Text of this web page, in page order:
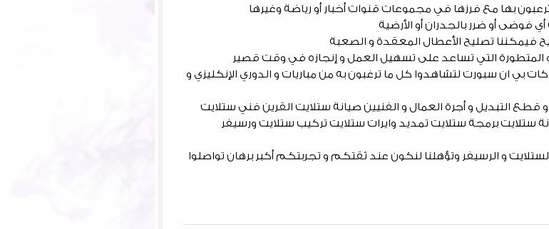
بها مع فرزها في مجموعات قنوات أخبار أو رياضة وغيرها
فوضى أو ضرر بالجدران أو الأرضية
فيمكننا تصليح الأعطال المعقدة و الصعبة
المتطورة التي تساعد على تسهيل العمل و إنجازه في وقت قصير
بي ان سبورت لتشاهدوا كل ما ترغبون به من مباريات و الدوري الإنكليزي و
التبديل و أجرة العمال و الفنيين صيانة ستلايت القرين فني ستلايت
ستلايت برمجة ستلايت تمديد وايرات ستلايت تركيب ستلايت ورسيفر
و الرسيفر وتؤهلنا لنكون عند ثقتكم و تجربتكم أكبر برهان تواصلوا